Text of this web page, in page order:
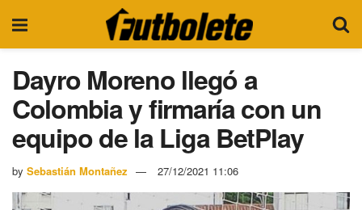
Dayro Moreno llegó a
Colombia y firmaría con un
equipo de la Liga BetPlay
by Sebastián Montañez 27/12/2021 11:06